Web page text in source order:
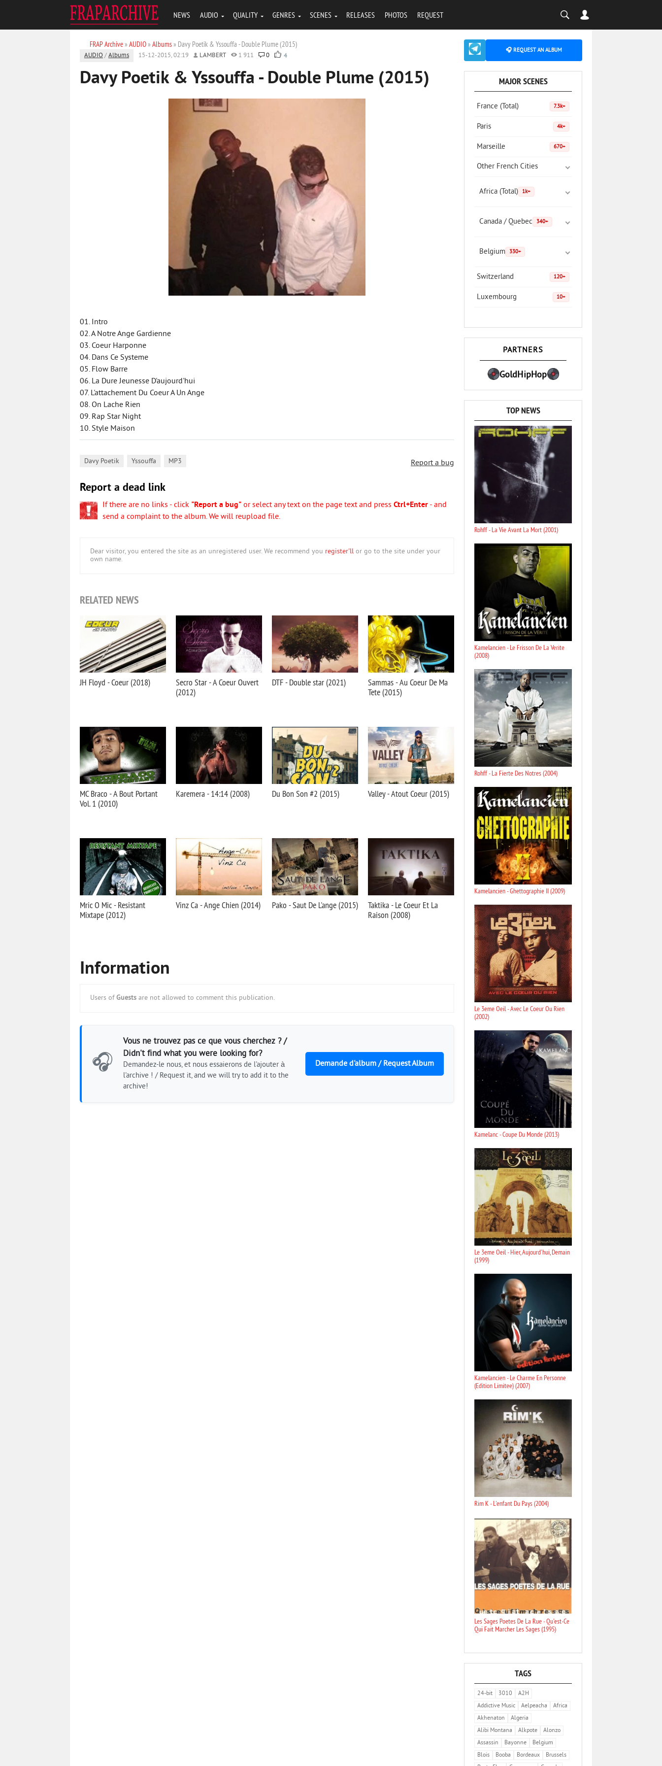
NEWS AUDIO QUALITY GENRES SCENES RELEASES PHOTOS REQUEST
FRAP Archive» AUDIO» Albums» Davy Poetik & Yssouffa - Double Plume (2015)
AUDIO /Albums 15-12-2015, 02:19 LAMBERT 1 911 0 4
Davy Poetik & Yssouffa - Double Plume (2015)
01. Intro
02. A Notre Ange Gardienne
03. Coeur Harponne
04. Dans Ce Systeme
05. Flow Barre
06. La Dure Jeunesse D'aujourd'hui
07. L'attachement Du Coeur A Un Ange
08. On Lache Rien
09. Rap Star Night
10. Style Maison
Report a bug
Davy Poetik Yssouffa MP3
Report a dead link
If there are no links - click "Report a bug" or select any text on the page text and press Ctrl+Enter - and
send a complaint to the album. We will reupload file.
Dear visitor, you entered the site as an unregistered user. We recommend you register'll or go to the site under your
own name.
RELATED NEWS
JH Floyd - Coeur (2018)
Secro Star - A Coeur Ouvert
(2012)
DTF - Double star (2021)
Sammas - Au Coeur De Ma
Tete (2015)
MC Braco - A Bout Portant
Vol. 1 (2010)
Karemera - 14:14 (2008) Du Bon Son #2 (2015) Valley - Atout Coeur (2015)
Mric O Mic - Resistant
Mixtape (2012)
Vinz Ca - Ange Chien (2014) Pako - Saut De L'ange (2015)
Taktika - Le Coeur Et La
Raison (2008)
Information
Users of Guests are not allowed to comment this publication.
🎧
Vous ne trouvez pas ce que vous cherchez ? /
Didn't find what you were looking for?
Demandez-le nous, et nous essaierons de l'ajouter à
l'archive ! / Request it, and we will try to add it to the
archive!
Demande d'album / Request Album
🎧 REQUEST AN ALBUM
MAJOR SCENES
France (Total) 7.3k+
Paris 4k+
Marseille 670+
Other French Cities
Africa (Total) 1k+
Canada / Quebec 340+
Belgium 330+
Switzerland 120+
Luxembourg 10+
PARTNERS
GoldHipHop
TOP NEWS
Rohff - La Vie Avant La Mort (2001)
Kamelancien - Le Frisson De La Verite
(2008)
Rohff - La Fierte Des Notres (2004)
Kamelancien - Ghettographie II (2009)
Le 3eme Oeil - Avec Le Coeur Ou Rien
(2002)
Kamelanc - Coupe Du Monde (2013)
Le 3eme Oeil - Hier, Aujourd'hui, Demain
(1999)
Kamelancien - Le Charme En Personne
(Edition Limitee) (2007)
Rim K - L'enfant Du Pays (2004)
Les Sages Poetes De La Rue - Qu'est-Ce
Qui Fait Marcher Les Sages (1995)
TAGS
24-bit 3010
A2H
Addictive Music
Aelpeacha
Africa
Akhenaton
Algeria
Alibi Montana
Alkpote
Alonzo
Assassin
Bayonne
Belgium
Blois
Booba Bordeaux
Brussels